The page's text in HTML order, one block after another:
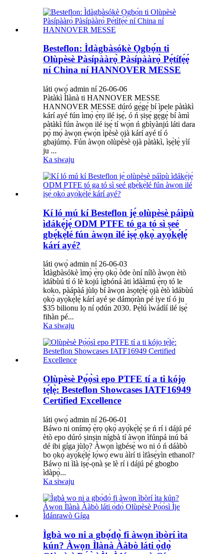
Besteflon: Ìdàgbàsókè Ọgbọ́n ti
Olùpèsè Pàsípààrọ̀ Pàsípààrọ̀ Pẹ́tífẹ́ẹ́
ní China ní HANNOVER MESSE
láti ọwọ́ admin ní 26-06-06
Pàtàkì Ìlànà ti HANNOVER MESSE
HANNOVER MESSE dúró gẹ́gẹ́ bí ìpele pàtàkì
kárí ayé fún ìmọ̀ ẹ̀rọ ilé iṣẹ́, ó ń ṣiṣẹ́ gẹ́gẹ́ bí àmì
pàtàkì fún àwọn ilé iṣẹ́ tí wọ́n ń gbìyànjú láti dara
pọ̀ mọ́ àwọn ẹ̀wọ̀n ìpèsè ọjà kárí ayé tí ó
gbajúmọ̀. Fún àwọn olùpèsè ọjà pàtàkì, ìṣẹ̀lẹ̀ yìí
ju ...
Ka siwaju
Kí ló mú kí Besteflon jẹ́ olùpèsè páìpù
ìdákẹ́jẹ́ ODM PTFE tó ga tó sì ṣeé
gbẹ́kẹ̀lé fún àwọn ilé iṣẹ́ ọkọ̀ ayọ́kẹ́lẹ́
kárí ayé?
láti ọwọ́ admin ní 26-06-03
Ìdàgbàsókè ìmọ̀ ẹ̀rọ ọkọ̀ òde òní nílò àwọn ètò
ìdábùú tí ó lè kojú ìgbóná àti ìdààmú ẹ̀rọ tó le
koko, pàápàá jùlọ bí àwọn àsọtẹ́lẹ̀ ọjà ètò ìdábùú
ọkọ̀ ayọ́kẹ́lẹ́ kárí ayé ṣe dámọ̀ràn pé iye tí ó ju
$35 bilionu lọ ní ọdún 2030. Pẹ̀lú ìwádìí ilé iṣẹ́
fihàn pé...
Ka siwaju
Olùpèsè Pọ́ọ̀sì epo PTFE tí a ti kójọ
tẹ́lẹ̀: Besteflon Showcases IATF16949
Certified Excellence
láti ọwọ́ admin ní 26-06-01
Báwo ni onímọ̀ ẹ̀rọ ọkọ̀ ayọ́kẹ́lẹ́ ṣe ń rí i dájú pé
ètò epo dúró ṣinṣin nígbà tí àwọn ìfúnpá inú bá
dé ibi gíga jùlọ? Àwọn ìgbésẹ̀ wo ni ó ń dáàbò
bo ọkọ̀ ayọ́kẹ́lẹ́ lọ́wọ́ ewu àìrí ti ìfàsẹ́yìn ethanol?
Báwo ni ìlà iṣẹ́-ọnà ṣe lè rí i dájú pé gbogbo
ìdàpọ̀...
Ka siwaju
Ìgbà wo ni a gbọ́dọ̀ fi àwọn ìbòrí ìta
kún? Àwọn Ìlànà Ààbò láti ọ̀dọ̀